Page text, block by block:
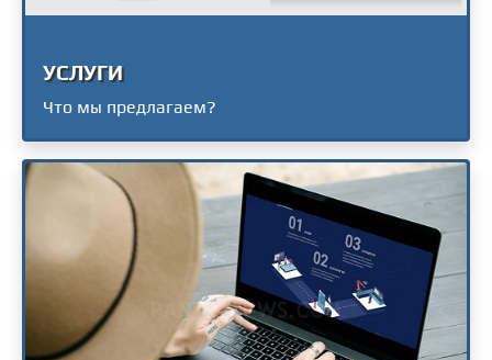
УСЛУГИ
Что мы предлагаем?